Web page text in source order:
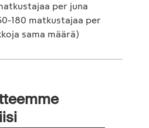
per juna
180 matkustajaa per
sama määrä)